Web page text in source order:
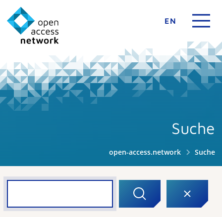
EN
Suche
open-access.network Suche